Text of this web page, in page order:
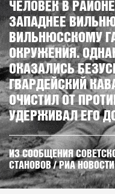
ЧЕЛОВЕК В
ЗАПАДНЕЕ
ВИЛЬНЮССКОМУ
ОКРУЖЕНИЯ.
ОКАЗАЛИСЬ
ГВАРДЕЙСКИЙ
ОЧИСТИЛ ОТ
УДЕРЖИВАЛ ЕГО
ИЗ СООБЩЕНИЯ
СТАНОВОВ / РИА НОВОСТИ